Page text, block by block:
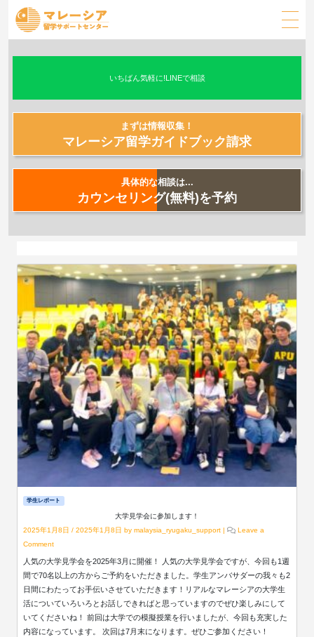
いちばん気軽に!LINEで相談
まずは情報収集！
マレーシア留学ガイドブック請求
具体的な相談は...
カウンセリング(無料)を予約
学生レポート
大学見学会に参加します！
2025年1月8日 / 2025年1月8日 by malaysia_ryugaku_support |
Leave a
Comment
人気の大学見学会を2025年3月に開催！ 人気の大学見学会ですが、今回も1週
間で70名以上の方からご予約をいただきました。学生アンバサダーの我々も2
日間にわたってお手伝いさせていただきます！リアルなマレーシアの大学生
活についていろいろとお話しできればと思っていますのでぜひ楽しみにして
いてくださいね！ 前回は大学での模擬授業を行いましたが、今回も充実した
内容になっています。 次回は7月末になります。ぜひご参加ください！